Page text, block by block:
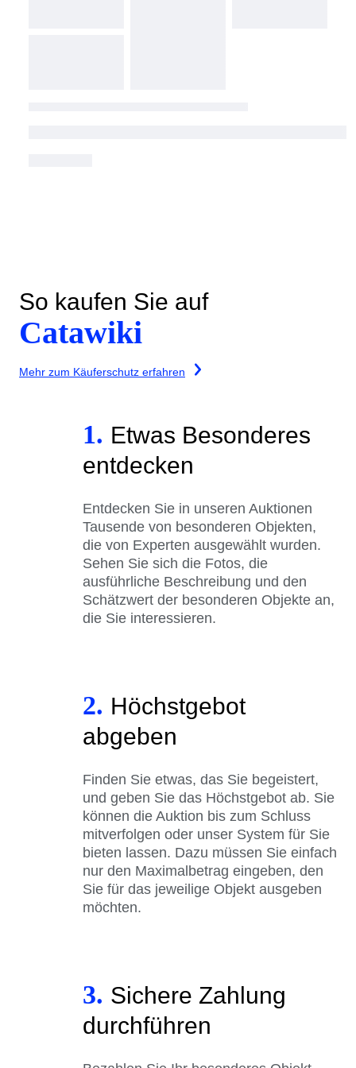
So kaufen Sie auf
Catawiki
Mehr zum Käuferschutz erfahren
1. Etwas Besonderes
entdecken
Entdecken Sie in unseren Auktionen
Tausende von besonderen Objekten,
die von Experten ausgewählt wurden.
Sehen Sie sich die Fotos, die
ausführliche Beschreibung und den
Schätzwert der besonderen Objekte an,
die Sie interessieren.
2. Höchstgebot
abgeben
Finden Sie etwas, das Sie begeistert,
und geben Sie das Höchstgebot ab. Sie
können die Auktion bis zum Schluss
mitverfolgen oder unser System für Sie
bieten lassen. Dazu müssen Sie einfach
nur den Maximalbetrag eingeben, den
Sie für das jeweilige Objekt ausgeben
möchten.
3. Sichere Zahlung
durchführen